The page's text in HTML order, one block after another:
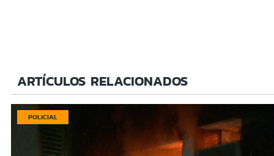
ARTÍCULOS RELACIONADOS
POLICIAL